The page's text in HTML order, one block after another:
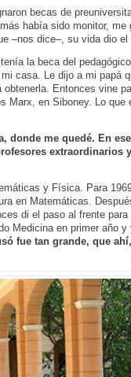
becas de
había sido monitor,
–nos dice–, su vida dio
la beca del
casa. Le dijo a mi papá
Entonces vine
Marx, en Siboney. Lo
donde me quedé. En
extraordinarios
y Física. Para
en Matemáticas.
di el paso al frente
Medicina en primer año y
fue tan grande, que